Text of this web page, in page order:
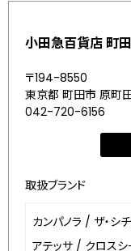
小田急百貨店 町
〒194-8550
東京都 町田市 原町
042-720-6156
取扱ブランド
カンパノラ / ザ・シ
アテッサ / クロスシ